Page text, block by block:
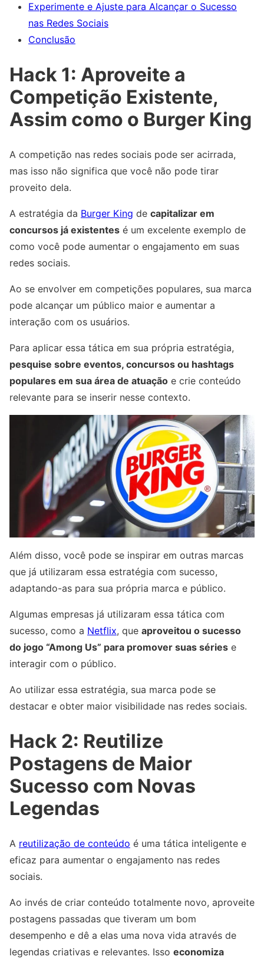
Experimente e Ajuste para Alcançar o Sucesso
nas Redes Sociais
Conclusão
Hack 1: Aproveite a
Competição Existente,
Assim como o Burger King
A competição nas redes sociais pode ser acirrada,
mas isso não significa que você não pode tirar
proveito dela.
A estratégia da Burger King de capitalizar em
concursos já existentes é um excelente exemplo de
como você pode aumentar o engajamento em suas
redes sociais.
Ao se envolver em competições populares, sua marca
pode alcançar um público maior e aumentar a
interação com os usuários.
Para aplicar essa tática em sua própria estratégia,
pesquise sobre eventos, concursos ou hashtags
populares em sua área de atuação e crie conteúdo
relevante para se inserir nesse contexto.
Além disso, você pode se inspirar em outras marcas
que já utilizaram essa estratégia com sucesso,
adaptando-as para sua própria marca e público.
Algumas empresas já utilizaram essa tática com
sucesso, como a Netflix, que aproveitou o sucesso
do jogo “Among Us” para promover suas séries e
interagir com o público.
Ao utilizar essa estratégia, sua marca pode se
destacar e obter maior visibilidade nas redes sociais.
Hack 2: Reutilize
Postagens de Maior
Sucesso com Novas
Legendas
A reutilização de conteúdo é uma tática inteligente e
eficaz para aumentar o engajamento nas redes
sociais.
Ao invés de criar conteúdo totalmente novo, aproveite
postagens passadas que tiveram um bom
desempenho e dê a elas uma nova vida através de
legendas criativas e relevantes. Isso economiza